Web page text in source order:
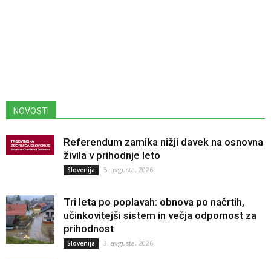
NOVOSTI
Referendum zamika nižji davek na osnovna
živila v prihodnje leto
Slovenija 5. avgusta, 2026
Tri leta po poplavah: obnova po načrtih,
učinkovitejši sistem in večja odpornost za
prihodnost
Slovenija 3. avgusta, 2026